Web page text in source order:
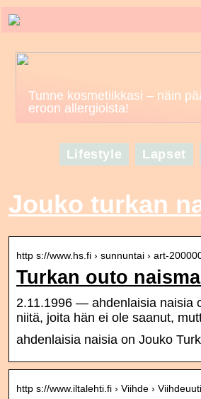
Tunne kosmetiikkasi – näin
eroon allergioista!
Lifestyle Lapset
Jouko turkan
http s://www.hs.fi › sunnuntai › art-
Turkan outo
2.11.1996 — ahdenlaisia naisia
niitä, joita hän ei ole saanut,
ahdenlaisia naisia on Jouko
http s://www.iltalehti.fi › Viihde ›